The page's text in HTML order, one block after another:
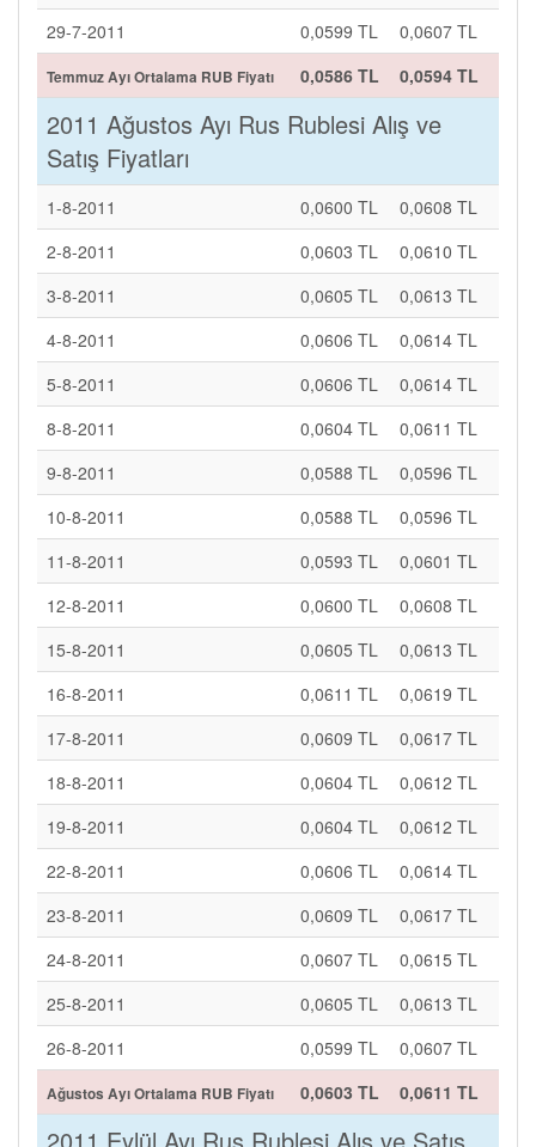
29-7-2011
0,0599 TL 0,0607 TL
Temmuz Ayı Ortalama RUB Fiyatı 0,0586 TL 0,0594 TL
2011 Ağustos Ayı Rus Rublesi Alış ve
Satış Fiyatları
1-8-2011 0,0600 TL
0,0608 TL
2-8-2011
0,0603 TL
0,0610 TL
3-8-2011
0,0605 TL
0,0613 TL
4-8-2011
0,0606 TL
0,0614 TL
5-8-2011
0,0606 TL
0,0614 TL
8-8-2011
0,0604 TL
0,0611 TL
9-8-2011
0,0588 TL
0,0596 TL
10-8-2011
0,0588 TL
0,0596 TL
11-8-2011
0,0593 TL
0,0601 TL
12-8-2011
0,0600 TL
0,0608 TL
15-8-2011
0,0605 TL
0,0613 TL
16-8-2011
0,0611 TL
0,0619 TL
17-8-2011
0,0609 TL
0,0617 TL
18-8-2011
0,0604 TL
0,0612 TL
19-8-2011
0,0604 TL
0,0612 TL
22-8-2011
0,0606 TL
0,0614 TL
23-8-2011
0,0609 TL
0,0617 TL
24-8-2011
0,0607 TL
0,0615 TL
25-8-2011
0,0605 TL
0,0613 TL
26-8-2011
0,0599 TL 0,0607 TL
Ağustos Ayı Ortalama RUB Fiyatı 0,0603 TL 0,0611 TL